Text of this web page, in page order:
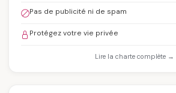
Pas de publicité ni de spam
Protégez votre vie privée
Lire la charte complète →